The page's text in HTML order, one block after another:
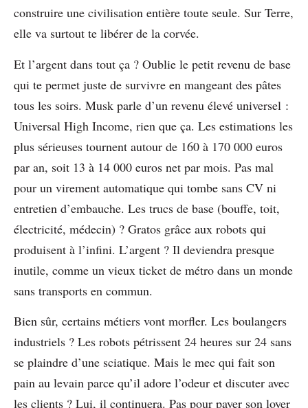
construire une civilisation entière toute seule. Sur Terre,
elle va surtout te libérer de la corvée.
Et l’argent dans tout ça ? Oublie le petit revenu de base
qui te permet juste de survivre en mangeant des pâtes
tous les soirs. Musk parle d’un revenu élevé universel :
Universal High Income, rien que ça. Les estimations les
plus sérieuses tournent autour de 160 à 170 000 euros
par an, soit 13 à 14 000 euros net par mois. Pas mal
pour un virement automatique qui tombe sans CV ni
entretien d’embauche. Les trucs de base (bouffe, toit,
électricité, médecin) ? Gratos grâce aux robots qui
produisent à l’infini. L’argent ? Il deviendra presque
inutile, comme un vieux ticket de métro dans un monde
sans transports en commun.
Bien sûr, certains métiers vont morfler. Les boulangers
industriels ? Les robots pétrissent 24 heures sur 24 sans
se plaindre d’une sciatique. Mais le mec qui fait son
pain au levain parce qu’il adore l’odeur et discuter avec
les clients ? Lui, il continuera. Pas pour payer son loyer